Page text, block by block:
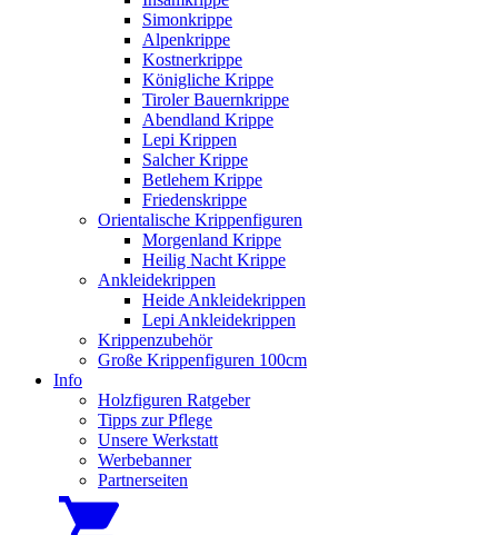
Simonkrippe
Alpenkrippe
Kostnerkrippe
Königliche Krippe
Tiroler Bauernkrippe
Abendland Krippe
Lepi Krippen
Salcher Krippe
Betlehem Krippe
Friedenskrippe
Orientalische Krippenfiguren
Morgenland Krippe
Heilig Nacht Krippe
Ankleidekrippen
Heide Ankleidekrippen
Lepi Ankleidekrippen
Krippenzubehör
Große Krippenfiguren 100cm
Info
Holzfiguren Ratgeber
Tipps zur Pflege
Unsere Werkstatt
Werbebanner
Partnerseiten